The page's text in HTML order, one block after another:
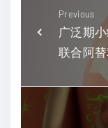
Previous
广泛期
联合阿